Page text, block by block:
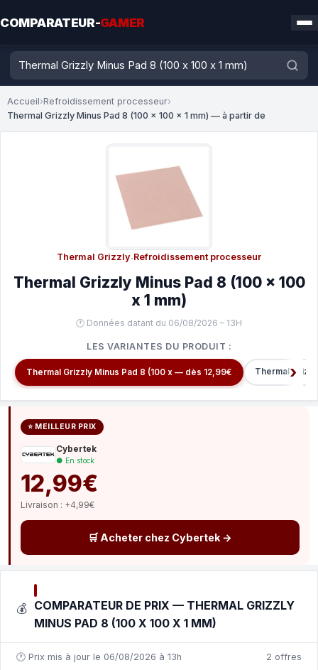
COMPARATEUR-GAMER
Accueil›Refroidissement processeur›
Thermal Grizzly Minus Pad 8 (100 x 100 x 1 mm) — à partir de
Thermal Grizzly·Refroidissement processeur
Thermal Grizzly Minus Pad 8 (100 x 100
x 1 mm)
🕐 Données datant du 06/08/2026 – 13H
LES VARIANTES DU PRODUIT :
Thermal Grizzly Minus Pad 8 (100 x — dès 12,99€ Thermal
⭐ MEILLEUR PRIX
Cybertek
● En stock
12,99€
Livraison : +4,99€
🛒 Acheter chez Cybertek →
💰 COMPARATEUR DE PRIX — THERMAL GRIZZLY
MINUS PAD 8 (100 X 100 X 1 MM)
🕐 Prix mis à jour le 06/08/2026 à 13h 2 offres